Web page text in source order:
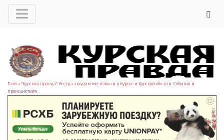
Газета "Курская правда". Всегда актуальные новости в Курске и Курской области. События и
происшествия.